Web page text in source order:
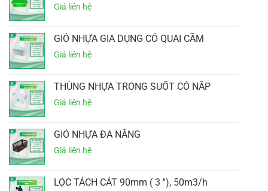
GIỎ NHỰA GIA DỤNG CÓ QUAI CẦM
THÙNG NHỰA TRONG SUỐT CÓ NẮP
GIỎ NHỰA ĐA NĂNG
LỌC TÁCH CÁT 90mm ( 3 ''), 50m3/h